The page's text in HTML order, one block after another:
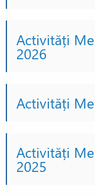
Activități
2026
Activități
Activități
2025